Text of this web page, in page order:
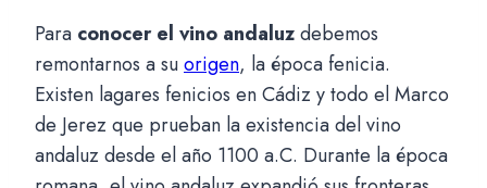
Para conocer el vino andaluzdebemos
remontarnos a suorigen, la época fenicia.
Existen lagares fenicios en Cádiz y todo el Marco
de Jerez que prueban la existencia del vino
andaluz desde el año 1100 a.C. Durante la época